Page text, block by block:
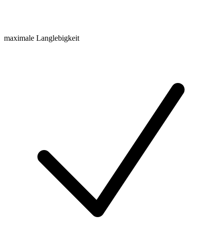
maximale Langlebigkeit